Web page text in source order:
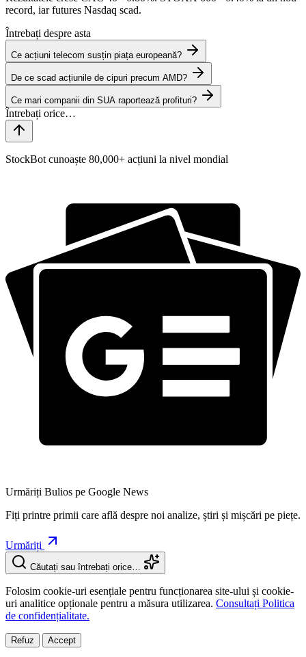
record, iar futures Nasdaq scad.
Întrebați despre asta
Ce acțiuni telecom susțin piața europeană?
De ce scad acțiunile de cipuri precum AMD?
Ce mari companii din SUA raportează profituri?
StockBot cunoaște 80,000+ acțiuni la nivel mondial
Urmăriți Bulios pe Google News
Fiți printre primii care află despre noi analize, știri și mișcări pe piețe.
Urmăriți
Căutați sau întrebați orice…
Folosim cookie-uri esențiale pentru funcționarea site-ului și cookie-
uri analitice opționale pentru a măsura utilizarea. Consultați Politica
de confidențialitate.
Refuz Accept